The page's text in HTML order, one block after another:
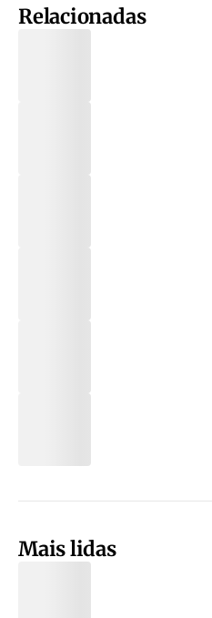
Relacionadas
Mais lidas